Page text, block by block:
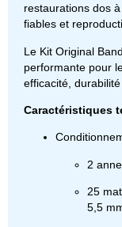
restaurations dos
fiables et
Le Kit Original
performante pour
efficacité,
Caractéristiques
2
25
5,5